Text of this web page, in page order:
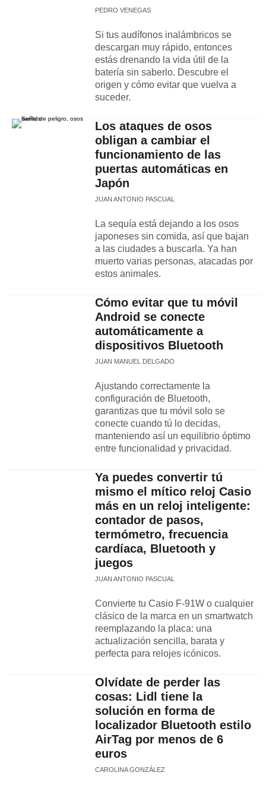
PEDRO VENEGAS
Si tus audífonos inalámbricos se
descargan muy rápido, entonces
estás drenando la vida útil de la
batería sin saberlo. Descubre el
origen y cómo evitar que vuelva a
suceder.
Los ataques de osos
obligan a cambiar el
funcionamiento de las
puertas automáticas en
Japón
JUAN ANTONIO PASCUAL
La sequía está dejando a los osos
japoneses sin comida, así que bajan
a las ciudades a buscarla. Ya han
muerto varias personas, atacadas por
estos animales.​
Cómo evitar que tu móvil
Android se conecte
automáticamente a
dispositivos Bluetooth
JUAN MANUEL DELGADO
Ajustando correctamente la
configuración de Bluetooth,
garantizas que tu móvil solo se
conecte cuando tú lo decidas,
manteniendo así un equilibrio óptimo
entre funcionalidad y privacidad.
Ya puedes convertir tú
mismo el mítico reloj Casio
más en un reloj inteligente:
contador de pasos,
termómetro, frecuencia
cardíaca, Bluetooth y
juegos
JUAN ANTONIO PASCUAL
Convierte tu Casio F-91W o cualquier
clásico de la marca en un smartwatch
reemplazando la placa: una
actualización sencilla, barata y
perfecta para relojes icónicos.
Olvídate de perder las
cosas: Lidl tiene la
solución en forma de
localizador Bluetooth estilo
AirTag por menos de 6
euros
CAROLINA GONZÁLEZ